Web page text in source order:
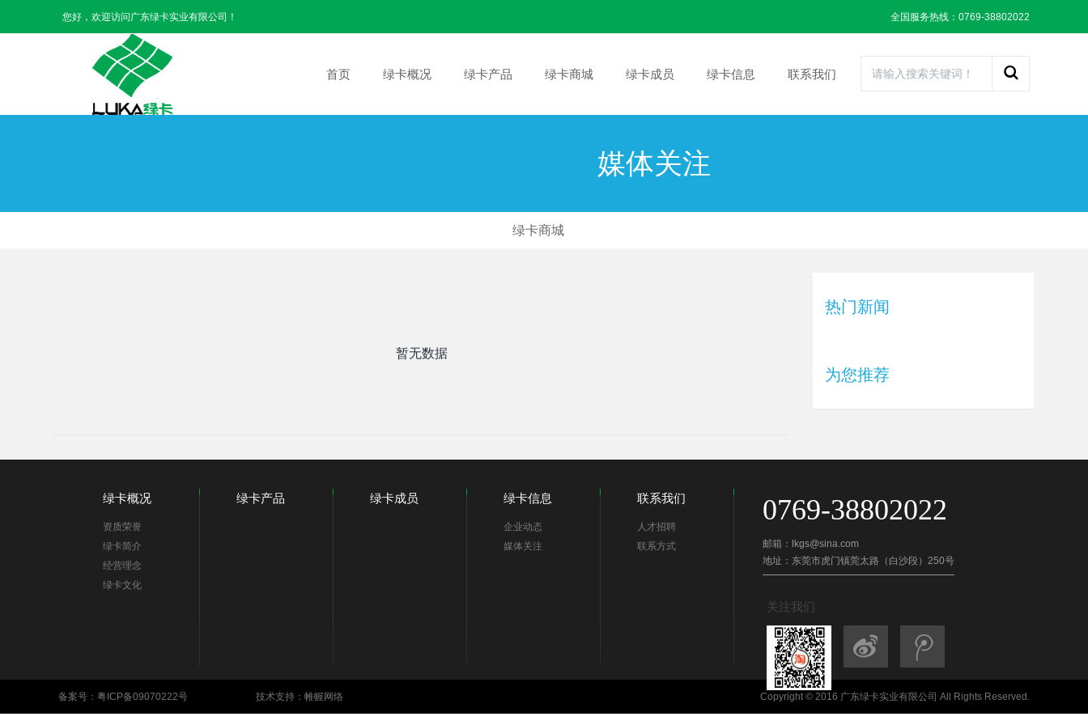
您好，欢迎访问广东绿卡实业有限公司！ 全国服务热线：0769-38802022
首页 绿卡概况 绿卡产品 绿卡商城 绿卡成员 绿卡信息 联系我们
媒体关注
绿卡商城
暂无数据
热门新闻
为您推荐
绿卡概况
资质荣誉
绿卡简介
经营理念
绿卡文化
绿卡产品 绿卡成员 绿卡信息
企业动态
媒体关注
联系我们
人才招聘
联系方式
0769-38802022
邮箱：lkgs@sina.com
地址：东莞市虎门镇莞太路（白沙段）250号
关注我们
备案号： 粤ICP备09070222号 技术支持：帷幄网络 Copyright © 2016 广东绿卡实业有限公司 All Rights Reserved.